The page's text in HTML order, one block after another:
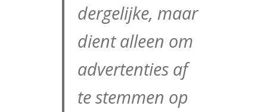
dergelijke, maar
dient alleen om
advertenties af
te stemmen op